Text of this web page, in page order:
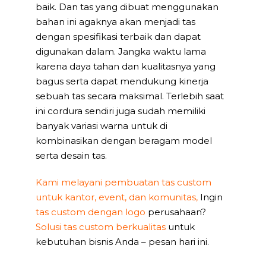
baik. Dan tas yang dibuat menggunakan
bahan ini agaknya akan menjadi tas
dengan spesifikasi terbaik dan dapat
digunakan dalam. Jangka waktu lama
karena daya tahan dan kualitasnya yang
bagus serta dapat mendukung kinerja
sebuah tas secara maksimal. Terlebih saat
ini cordura sendiri juga sudah memiliki
banyak variasi warna untuk di
kombinasikan dengan beragam model
serta desain tas.
Kami melayani pembuatan tas custom
untuk kantor, event, dan komunitas, Ingin
tas custom dengan logo perusahaan?
Solusi tas custom berkualitas untuk
kebutuhan bisnis Anda – pesan hari ini.